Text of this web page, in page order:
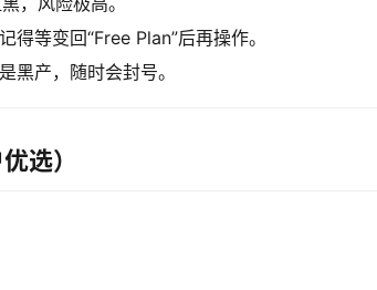
等变回“Free Plan”后再操作。
黑产，随时会封号。
选）